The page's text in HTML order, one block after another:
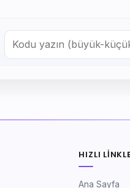
HIZLI
Ana Sayfa